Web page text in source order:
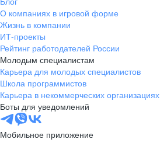
О компаниях в игровой форме
Жизнь в компании
ИТ-проекты
Рейтинг работодателей России
Молодым специалистам
Карьера для молодых специалистов
Школа программистов
Карьера в некоммерческих организациях
Боты для уведомлений
Мобильное приложение